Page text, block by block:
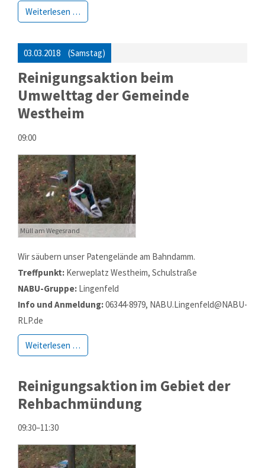
Weiterlesen …
03.03.2018 (Samstag)
Reinigungsaktion beim
Umwelttag der Gemeinde
Westheim
09:00
Müll am Wegesrand
Wir säubern unser Patengelände am Bahndamm.
Treffpunkt: Kerweplatz Westheim, Schulstraße
NABU-Gruppe: Lingenfeld
Info und Anmeldung:06344-8979, NABU.Lingenfeld@NABU-
RLP.de
Weiterlesen …
Reinigungsaktion im Gebiet der
Rehbachmündung
09:30–11:30